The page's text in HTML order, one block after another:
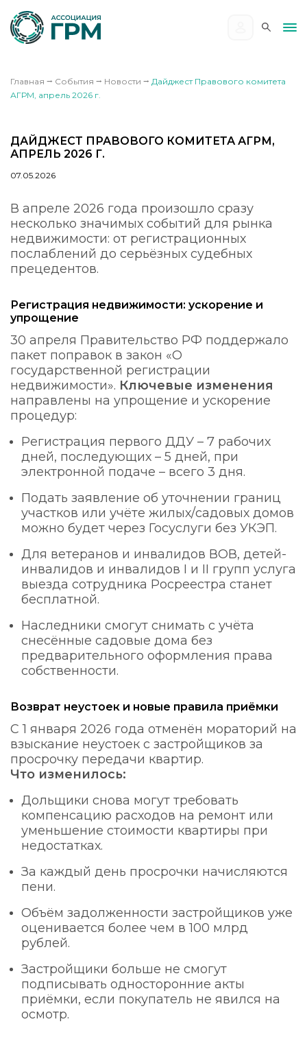
Главная ⭢ События ⭢ Новости ⭢ Дайджест Правового комитета
АГРМ, апрель 2026 г.
ДАЙДЖЕСТ ПРАВОВОГО КОМИТЕТА АГРМ,
АПРЕЛЬ 2026 Г.
07.05.2026
В апреле 2026 года произошло сразу
несколько значимых событий для рынка
недвижимости: от регистрационных
послаблений до серьёзных судебных
прецедентов.
Регистрация недвижимости: ускорение и
упрощение
30 апреля Правительство РФ поддержало
пакет поправок в закон «О
государственной регистрации
недвижимости». Ключевые изменения
направлены на упрощение и ускорение
процедур:
Регистрация первого ДДУ – 7 рабочих
дней, последующих – 5 дней, при
электронной подаче – всего 3 дня.
Подать заявление об уточнении границ
участков или учёте жилых/садовых домов
можно будет через Госуслуги без УКЭП.
Для ветеранов и инвалидов ВОВ, детей-
инвалидов и инвалидов I и II групп услуга
выезда сотрудника Росреестра станет
бесплатной.
Наследники смогут снимать с учёта
снесённые садовые дома без
предварительного оформления права
собственности.
Возврат неустоек и новые правила приёмки
С 1 января 2026 года отменён мораторий на
взыскание неустоек с застройщиков за
просрочку передачи квартир.
Что изменилось:
Дольщики снова могут требовать
компенсацию расходов на ремонт или
уменьшение стоимости квартиры при
недостатках.
За каждый день просрочки начисляются
пени.
Объём задолженности застройщиков уже
оценивается более чем в 100 млрд
рублей.
Застройщики больше не смогут
подписывать односторонние акты
приёмки, если покупатель не явился на
осмотр.